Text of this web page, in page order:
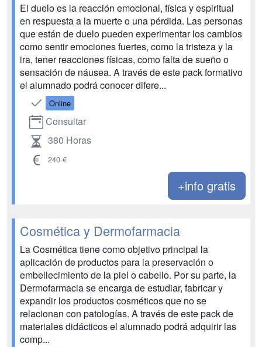
El duelo es la reacción emocional, física y espiritual
en respuesta a la muerte o una pérdida. Las personas
que están de duelo pueden experimentar los cambios
como sentir emociones fuertes, como la tristeza y la
ira, tener reacciones físicas, como falta de sueño o
sensación de náusea. A través de este pack formativo
el alumnado podrá conocer difere...
Online
Consultar
380 Horas
240 €
+info gratis
Cosmética y Dermofarmacia
La Cosmética tiene como objetivo principal la
aplicación de productos para la preservación o
embellecimiento de la piel o cabello. Por su parte, la
Dermofarmacia se encarga de estudiar, fabricar y
expandir los productos cosméticos que no se
relacionan con patologías. A través de este pack de
materiales didácticos el alumnado podrá adquirir las
comp...